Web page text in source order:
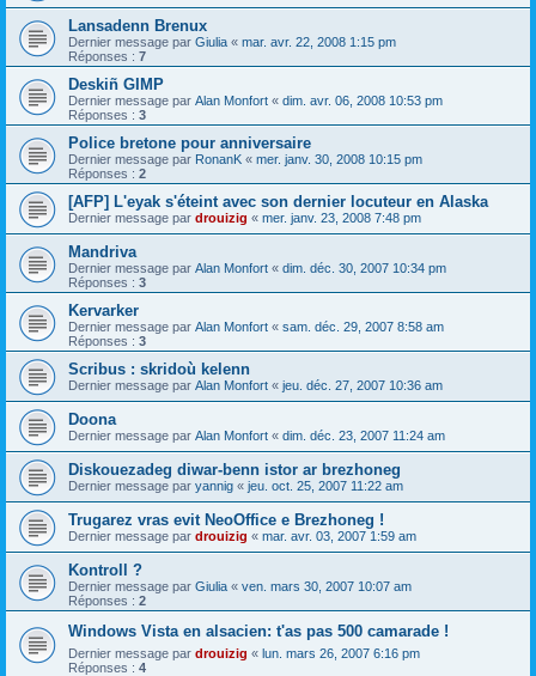
Lansadenn Brenux
Dernier message par Giulia « mar. avr. 22, 2008 1:15 pm
Réponses : 7
Deskiñ GIMP
Dernier message par Alan Monfort « dim. avr. 06, 2008 10:53 pm
Réponses : 3
Police bretone pour anniversaire
Dernier message par RonanK « mer. janv. 30, 2008 10:15 pm
Réponses : 2
[AFP] L'eyak s'éteint avec son dernier locuteur en Alaska
Dernier message par drouizig « mer. janv. 23, 2008 7:48 pm
Mandriva
Dernier message par Alan Monfort « dim. déc. 30, 2007 10:34 pm
Réponses : 3
Kervarker
Dernier message par Alan Monfort « sam. déc. 29, 2007 8:58 am
Réponses : 3
Scribus : skridoù kelenn
Dernier message par Alan Monfort « jeu. déc. 27, 2007 10:36 am
Doona
Dernier message par Alan Monfort « dim. déc. 23, 2007 11:24 am
Diskouezadeg diwar-benn istor ar brezhoneg
Dernier message par yannig « jeu. oct. 25, 2007 11:22 am
Trugarez vras evit NeoOffice e Brezhoneg !
Dernier message par drouizig « mar. avr. 03, 2007 1:59 am
Kontroll ?
Dernier message par Giulia « ven. mars 30, 2007 10:07 am
Réponses : 2
Windows Vista en alsacien: t'as pas 500 camarade !
Dernier message par drouizig « lun. mars 26, 2007 6:16 pm
Réponses : 4